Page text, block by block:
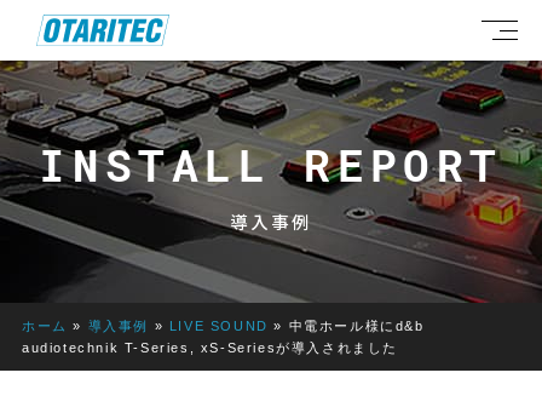
INSTALL REPORT
導入事例
ホーム » 導入事例 » LIVE SOUND » 中電ホール様にd&b
audiotechnik T-Series, xS-Seriesが導入されました